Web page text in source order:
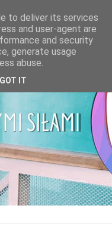
to deliver its services
and user-agent are
and security
generate usage
abuse.
GOT IT